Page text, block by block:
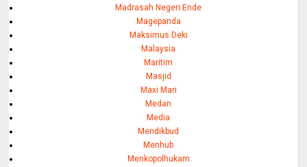
Madrasah Negeri Ende
Magepanda
Maksimus Deki
Malaysia
Maritim
Masjid
Maxi Mari
Medan
Media
Mendikbud
Menhub
Menkopolhukam